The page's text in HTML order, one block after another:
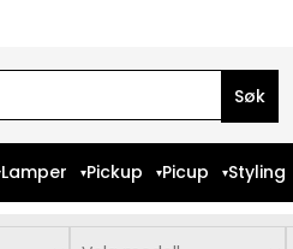
Lamper Pickup Picup Styling